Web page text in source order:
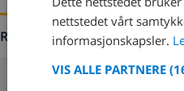
RUNDT HUSET
nettstedet vårt
informasjonskapsler.
VIS ALLE PARTNERE